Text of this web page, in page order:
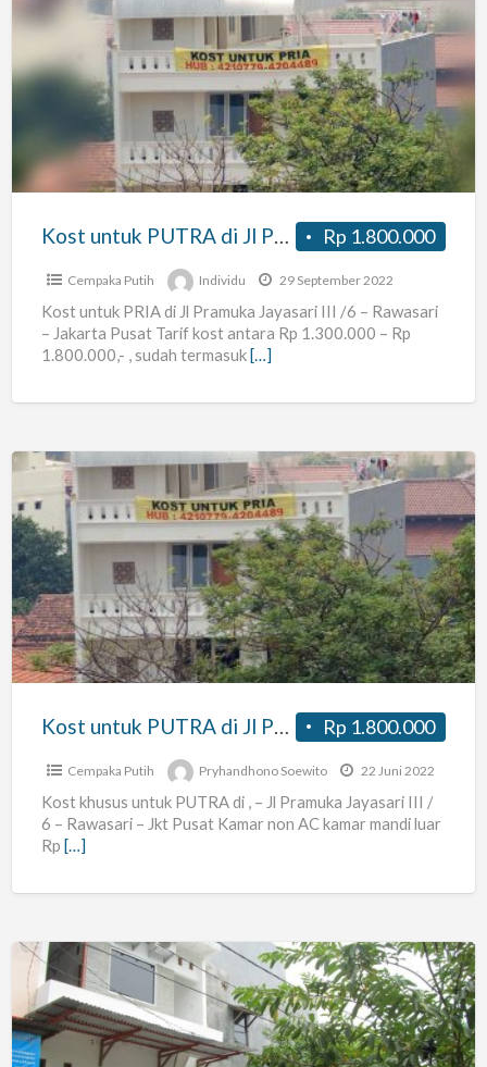
Kost
PUTRA
di
Pramuka
–
Pusat
Rp 1.800.000
Kost untuk PUTRA di Jl Pramuka – Jakarta Pusat
Cempaka Putih Individu 29 September 2022
Kost untuk PRIA di Jl Pramuka Jayasari III /6 – Rawasari
– Jakarta Pusat Tarif kost antara Rp 1.300.000 – Rp
1.800.000,- , sudah termasuk[…]
Kost
untuk
PUTRA
di
Jl
Pramuka
–
Jakarta
Pusat
Rp 1.800.000
Kost untuk PUTRA di Jl Pramuka – Rawasari – Jakarta Pusat
Cempaka Putih Pryhandhono Soewito 22 Juni 2022
Kost khusus untuk PUTRA di , – Jl Pramuka Jayasari III /
6 – Rawasari – Jkt Pusat Kamar non AC kamar mandi luar
Rp […]
Kost
Bulanan
Cempaka